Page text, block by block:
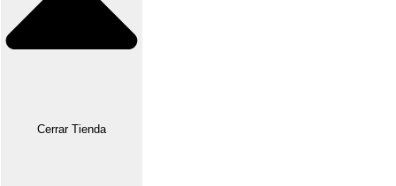
Cerrar Tienda